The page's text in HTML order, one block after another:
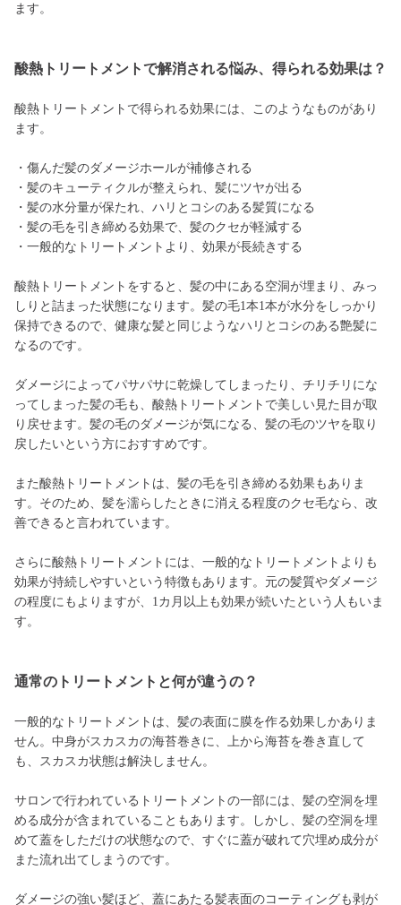
ます。
酸熱トリートメントで解消される悩み、得られる効果は？
酸熱トリートメントで得られる効果には、このようなものがあり
ます。
・傷んだ髪のダメージホールが補修される
・髪のキューティクルが整えられ、髪にツヤが出る
・髪の水分量が保たれ、ハリとコシのある髪質になる
・髪の毛を引き締める効果で、髪のクセが軽減する
・一般的なトリートメントより、効果が長続きする
酸熱トリートメントをすると、髪の中にある空洞が埋まり、みっ
しりと詰まった状態になります。髪の毛1本1本が水分をしっかり
保持できるので、健康な髪と同じようなハリとコシのある艶髪に
なるのです。
ダメージによってパサパサに乾燥してしまったり、チリチリにな
ってしまった髪の毛も、酸熱トリートメントで美しい見た目が取
り戻せます。髪の毛のダメージが気になる、髪の毛のツヤを取り
戻したいという方におすすめです。
また酸熱トリートメントは、髪の毛を引き締める効果もありま
す。そのため、髪を濡らしたときに消える程度のクセ毛なら、改
善できると言われています。
さらに酸熱トリートメントには、一般的なトリートメントよりも
効果が持続しやすいという特徴もあります。元の髪質やダメージ
の程度にもよりますが、1カ月以上も効果が続いたという人もいま
す。
通常のトリートメントと何が違うの？
一般的なトリートメントは、髪の表面に膜を作る効果しかありま
せん。中身がスカスカの海苔巻きに、上から海苔を巻き直して
も、スカスカ状態は解決しません。
サロンで行われているトリートメントの一部には、髪の空洞を埋
める成分が含まれていることもあります。しかし、髪の空洞を埋
めて蓋をしただけの状態なので、すぐに蓋が破れて穴埋め成分が
また流れ出てしまうのです。
ダメージの強い髪ほど、蓋にあたる髪表面のコーティングも剥が